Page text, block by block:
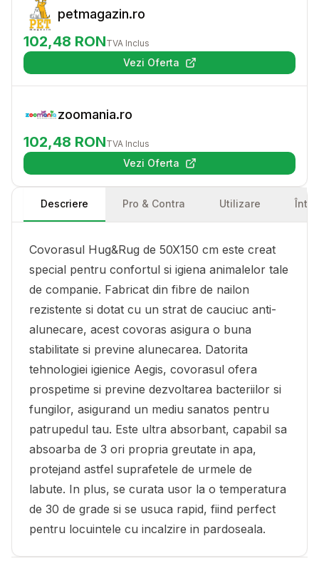
petmagazin.ro
102,48 RONTVA Inclus
Vezi Oferta(se deschide într-o filă nouă)
zoomania.ro
102,48 RONTVA Inclus
Vezi Oferta(se deschide într-o filă nouă)
Descriere Pro & Contra Utilizare
Covorasul Hug&Rug de 50X150 cm este creat
special pentru confortul si igiena animalelor tale
de companie. Fabricat din fibre de nailon
rezistente si dotat cu un strat de cauciuc anti-
alunecare, acest covoras asigura o buna
stabilitate si previne alunecarea. Datorita
tehnologiei igienice Aegis, covorasul ofera
prospetime si previne dezvoltarea bacteriilor si
fungilor, asigurand un mediu sanatos pentru
patrupedul tau. Este ultra absorbant, capabil sa
absoarba de 3 ori propria greutate in apa,
protejand astfel suprafetele de urmele de
labute. In plus, se curata usor la o temperatura
de 30 de grade si se usuca rapid, fiind perfect
pentru locuintele cu incalzire in pardoseala.